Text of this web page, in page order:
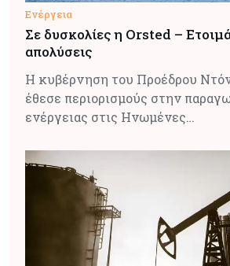
Ενέργεια
Σε δυσκολίες η Orsted –
απολύσεις
Η κυβέρνηση του Προέδρου
έθεσε περιορισμούς στην
ενέργειας στις Ηνωμένες…